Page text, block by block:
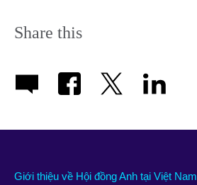
Share this
Giới thiệu về Hội đồng Anh tại Việt Nam